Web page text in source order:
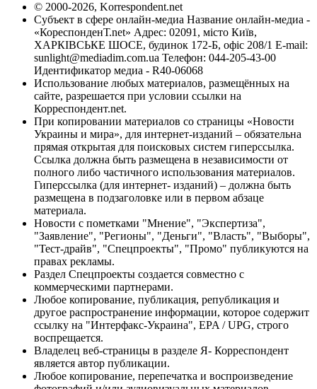
© 2000-2026, Korrespondent.net
Субъект в сфере онлайн-медиа Название онлайн-медиа -
«КореспонденТ.net» Адрес: 02091, місто Київ,
ХАРКІВСЬКЕ ШОСЕ, будинок 172-Б, офіс 208/1 E-mail:
sunlight@mediadim.com.ua Телефон: 044-205-43-00
Идентификатор медиа - R40-06068
Использование любых материалов, размещённых на
сайте, разрешается при условии ссылки на
Корреспондент.net.
При копировании материалов со страницы «Новости
Украины и мира», для интернет-изданий – обязательна
прямая открытая для поисковых систем гиперссылка.
Ссылка должна быть размещена в независимости от
полного либо частичного использования материалов.
Гиперссылка (для интернет- изданий) – должна быть
размещена в подзаголовке или в первом абзаце
материала.
Новости с пометками "Мнение", "Экспертиза",
"Заявление", "Регионы", "Деньги", "Власть", "Выборы",
"Тест-драйв", "Спецпроекты", "Промо" публикуются на
правах рекламы.
Раздел Спецпроекты создается совместно с
коммерческими партнерами.
Любое копирование, публикация, републикация и
другое распространение информации, которое содержит
ссылку на "Интерфакс-Украина", EPA / UPG, строго
воспрещается.
Владелец веб-страницы в разделе Я- Корреспондент
является автор публикации.
Любое копирование, перепечатка и воспроизведение